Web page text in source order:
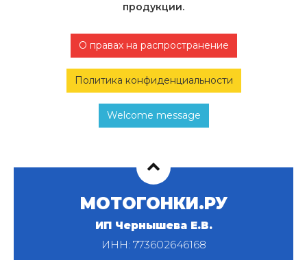
продукции.
О правах на распространение
Политика конфиденциальности
Welcome message
МОТОГОНКИ.РУ
ИП Чернышева Е.В.
ИНН: 773602646168